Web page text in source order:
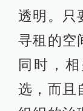
透明。只
寻租的空
同时，
选，而且